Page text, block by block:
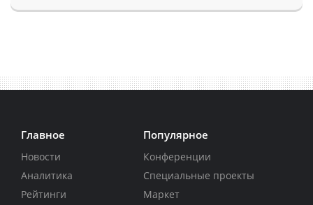
Главное
Новости
Аналитика
Рейтинги
Популярное
Конференции
Специальные проекты
Маркет